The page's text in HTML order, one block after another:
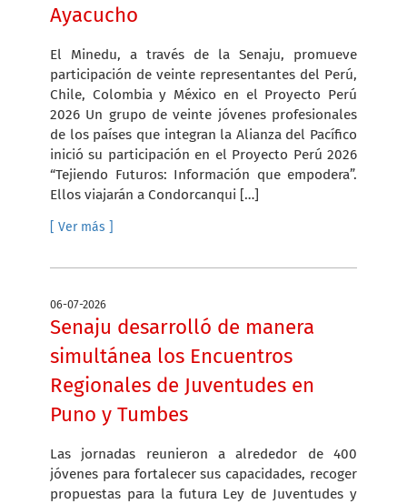
Ayacucho
El Minedu, a través de la Senaju, promueve
participación de veinte representantes del Perú,
Chile, Colombia y México en el Proyecto Perú
2026 Un grupo de veinte jóvenes profesionales
de los países que integran la Alianza del Pacífico
inició su participación en el Proyecto Perú 2026
“Tejiendo Futuros: Información que empodera”.
Ellos viajarán a Condorcanqui […]
[ Ver más ]
06-07-2026
Senaju desarrolló de manera
simultánea los Encuentros
Regionales de Juventudes en
Puno y Tumbes
Las jornadas reunieron a alrededor de 400
jóvenes para fortalecer sus capacidades, recoger
propuestas para la futura Ley de Juventudes y